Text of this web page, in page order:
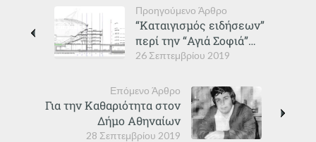
Προηγούμενο Άρθρο
26 Σεπτεμβρίου 2019
“Καταιγισμός ειδήσεων”
περί την “Αγιά Σοφιά”…
Επόμενο Άρθρο
28 Σεπτεμβρίου 2019
Για την Καθαριότητα στον
Δήμο Αθηναίων